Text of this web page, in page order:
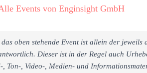
Events von Enginsight GmbH
oben stehende Event ist allein der
Dieser ist in der Regel auch
, Ton-, Video-, Medien- und